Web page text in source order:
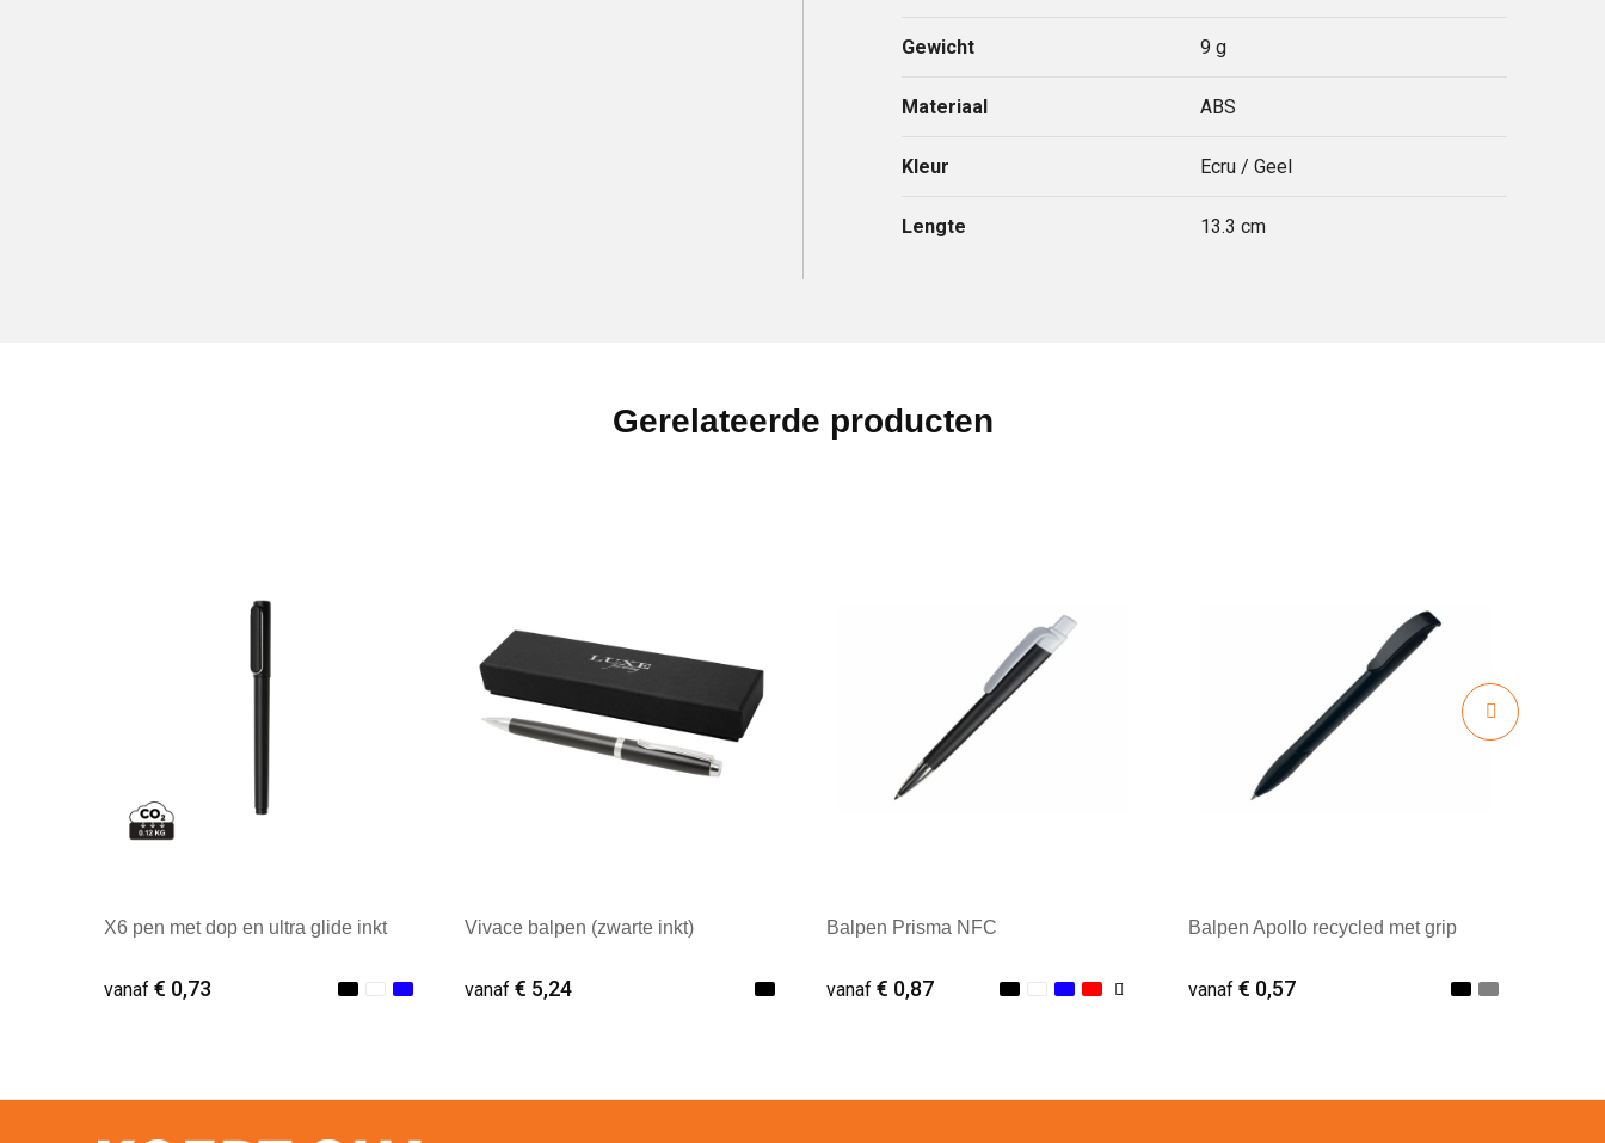
Gewicht 9 g
Materiaal ABS
Kleur Ecru / Geel
Lengte 13.3 cm
Gerelateerde producten
X6 pen met dop en ultra glide inkt
vanaf € 0,73
Vivace balpen (zwarte inkt)
vanaf€ 5,24
Balpen Prisma NFC
vanaf € 0,87
Balpen Apollo recycled met grip
vanaf € 0,57